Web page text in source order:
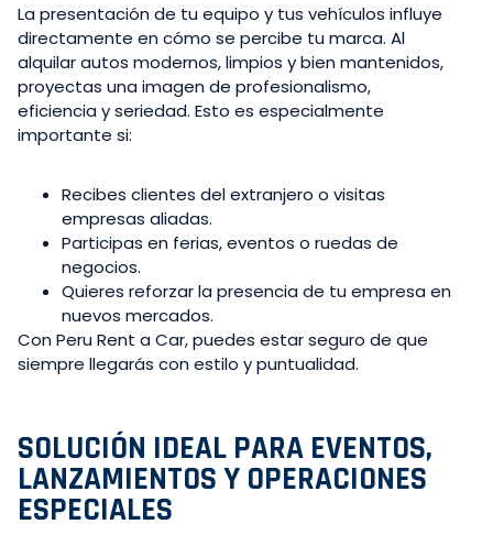
La presentación de tu equipo y tus vehículos influye
directamente en cómo se percibe tu marca. Al
alquilar autos modernos, limpios y bien mantenidos,
proyectas una imagen de profesionalismo,
eficiencia y seriedad. Esto es especialmente
importante si:
Recibes clientes del extranjero o visitas
empresas aliadas.
Participas en ferias, eventos o ruedas de
negocios.
Quieres reforzar la presencia de tu empresa en
nuevos mercados.
Con Peru Rent a Car, puedes estar seguro de que
siempre llegarás con estilo y puntualidad.
SOLUCIÓN IDEAL PARA EVENTOS,
LANZAMIENTOS Y OPERACIONES
ESPECIALES